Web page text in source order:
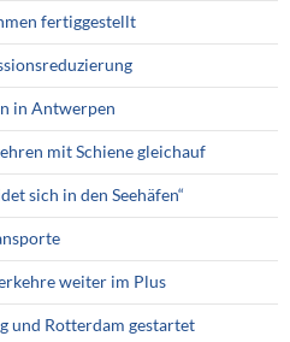
fertiggestellt
in Antwerpen
mit Schiene gleichauf
sich in den Seehäfen“
weiter im Plus
und Rotterdam gestartet